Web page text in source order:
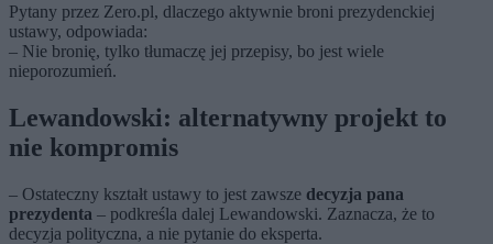
Pytany przez Zero.pl, dlaczego aktywnie broni prezydenckiej
ustawy, odpowiada:
– Nie bronię, tylko tłumaczę jej przepisy, bo jest wiele
nieporozumień.
Lewandowski: alternatywny projekt to
nie kompromis
– Ostateczny kształt ustawy to jest zawsze decyzja pana
prezydenta – podkreśla dalej Lewandowski. Zaznacza, że to
decyzja polityczna, a nie pytanie do eksperta.